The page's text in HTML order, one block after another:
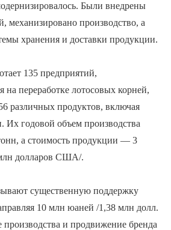
Были внедрены
механизировано производство, а
хранения и доставки продукции.
135 предприятий,
переработке лотосовых корней,
различных продуктов, включая
Их годовой объем производства
а стоимость продукции — 3
долларов США/.
существенную поддержку
10 млн юаней /1,38 млн долл.
и продвижение бренда